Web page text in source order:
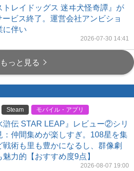
トレイドッグス 迷ヰ犬怪奇譚』が
ービス終了。運営会社アンビショ
に伴い
2026-07-30 14:41
もっと見る
Steam モバイル・アプリ
滸伝 STAR LEAP』レビュー②シリ
：仲間集めが楽しすぎ。108星を集
戦術も里も豊かになるし、群像劇
魅力的【おすすめ度9点】
2026-08-07 19:00